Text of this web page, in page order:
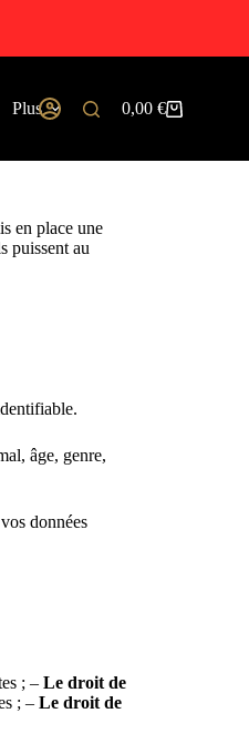
Plus 0,00 €
en place une
puissent au
âge, genre,
données
; – Le droit de
; – Le droit de